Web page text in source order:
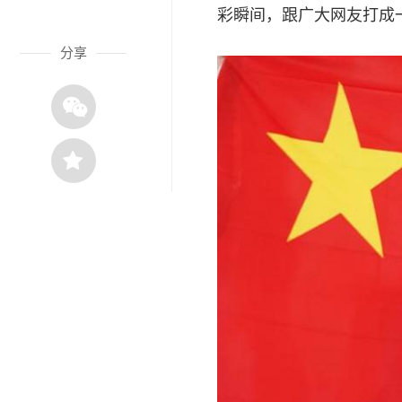
分享
彩瞬间，跟广大网友打成